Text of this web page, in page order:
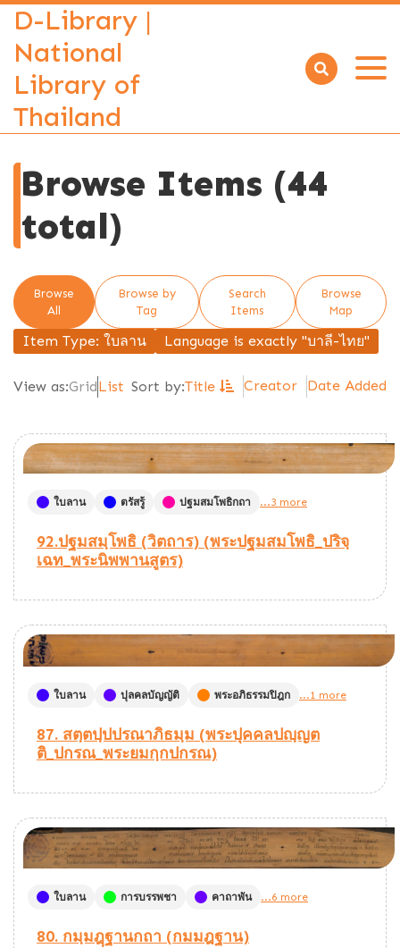
D-Library |
National
Library of
Thailand
Open
Browse Items (44
total)
Browse
All
Browse by
Tag
Search
Items
Browse
Map
Item Type: ใบลาน Language is exactly "บาลี-ไทย"
View as:GridList Sort by:Title Creator Date Added
ใบลาน ตรัสรู้ ปฐมสมโพธิกถา ...3 more
92.ปฐมสมฺโพธิ (วิตถาร) (พระปฐมสมโพธิ_ปริจฺ
เฉท_พระนิพพานสูตร)
ใบลาน ปุลคลบัญญัติ พระอภิธรรมปิฎก ...1 more
87. สตฺตปฺปปรณาภิธมฺม (พระปุคคลปญฺญต
ติ_ปกรณ_พระยมกฺกปกรณ)
ใบลาน การบรรพชา คาถาพัน ...6 more
80. กมฺมฎฺฐานกถา (กมมฎฐาน)